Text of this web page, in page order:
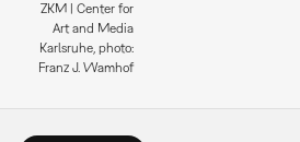
ZKM | Center for
Art and Media
Karlsruhe, photo:
Franz J. Wamhof